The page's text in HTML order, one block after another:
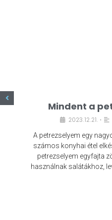
Mindent a
2023.12.21. •
A petrezselyem egy
számos konyhai étel
petrezselyem egyfajta
használnak salátákhoz,